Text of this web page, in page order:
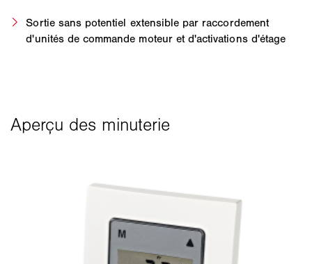
Sortie sans potentiel extensible par raccordement
d'unités de commande moteur et d'activations d'étage